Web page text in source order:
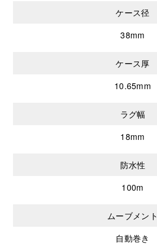
ケース径
38mm
ケース厚
10.65mm
ラグ幅
18mm
防水性
100m
ムーブメント
自動巻き